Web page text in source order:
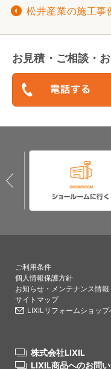
松井産業の施工事
お見積・ご相談・
ご利用条件
個人情報保護方針
お知らせ・メンテナンス情報
サイトマップ
LIXILリフォームショッ
株式会社LIXIL
LIXIL商品へのお問